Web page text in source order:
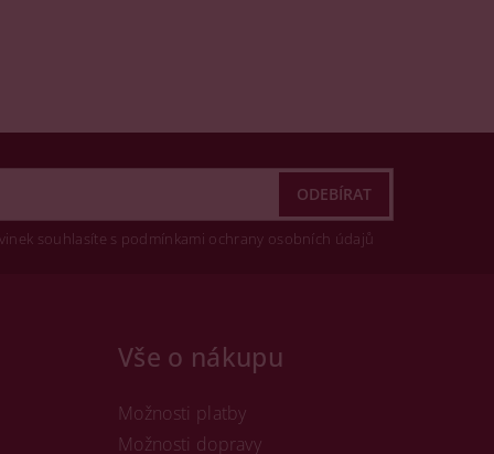
souhlasíte s podmínkami ochrany osobních údajů
Vše o nákupu
Možnosti platby
Možnosti dopravy